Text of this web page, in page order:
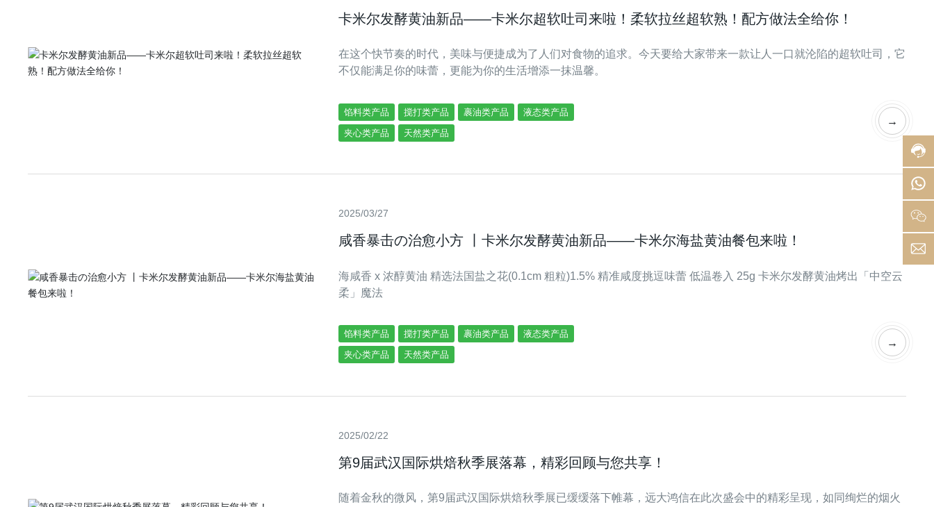
卡米尔发酵黄油新品——卡米尔超软吐司来啦！柔软拉丝超软熟！配方做法全给你！
在这个快节奏的时代，美味与便捷成为了人们对食物的追求。今天要给大家带来一款让人一口就沦陷的超软吐司，它
不仅能满足你的味蕾，更能为你的生活增添一抹温馨。
馅料类产品 搅打类产品 裹油类产品
液态类产品
夹心类产品
天然类产品
→
2025/03/27
咸香暴击の治愈小方 丨卡米尔发酵黄油新品——卡米尔海盐黄油餐包来啦！
海咸香 x 浓醇黄油 精选法国盐之花(0.1cm 粗粒)1.5% 精准咸度挑逗味蕾 低温卷入 25g 卡米尔发酵黄油烤出「中空云
柔」魔法
馅料类产品 搅打类产品 裹油类产品
液态类产品
夹心类产品
天然类产品
→
2025/02/22
第9届武汉国际烘焙秋季展落幕，精彩回顾与您共享！
随着金秋的微风，第9届武汉国际烘焙秋季展已缓缓落下帷幕，远大鸿信在此次盛会中的精彩呈现，如同绚烂的烟火
080
服
务
时
间:
8:00
24:00